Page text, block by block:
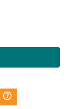
question_mark_circle